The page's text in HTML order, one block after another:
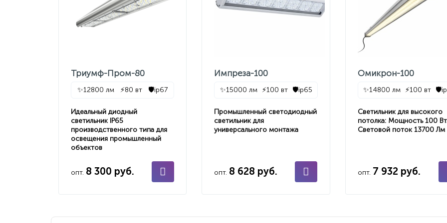
Триумф-Пром-80
✨12800 лм ⚡80 вт 🛡️ip67
Идеальный диодный
светильник IP65
производственного типа для
освещения промышленный
объектов
опт. 8 300 руб.
Импреза-100
✨15000 лм ⚡100 вт 🛡️ip65
Промышленный светодиодный
светильник для
универсального монтажа
опт. 8 628 руб.
Омикрон-100
✨14800 лм ⚡100 вт 🛡️
Светильник для высокого
потолка: Мощность 100
Световой поток 13700 Лм
опт. 7 932 руб.